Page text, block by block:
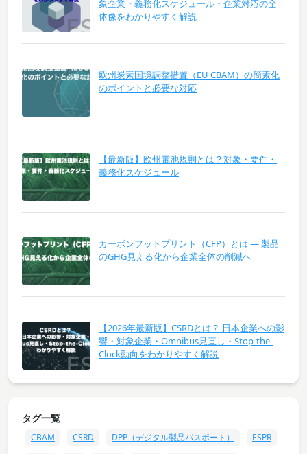
象企業・義務化スケジュール・企業対応の全
体像をわかりやすく解説
欧州炭素国境調整措置（EU CBAM）の簡素化
のポイントと必要な対応
【最新版】欧州電池規則とは？対象・要件・
義務化スケジュール
カーボンフットプリント（CFP）とは ― 製品
のGHG見える化から企業全体の削減へ
【2026年最新版】CSRDとは？ 日本企業への影
響・対象企業・Omnibus見直し・Stop-the-
Clock動向をわかりやすく解説
タグ一覧
CBAM CSRD DPP（デジタル製品パスポート）
ESPR